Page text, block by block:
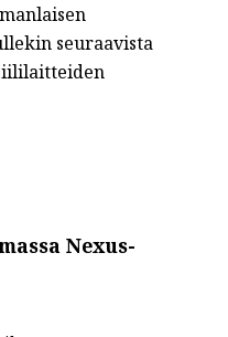
seuraavista
Nexus-